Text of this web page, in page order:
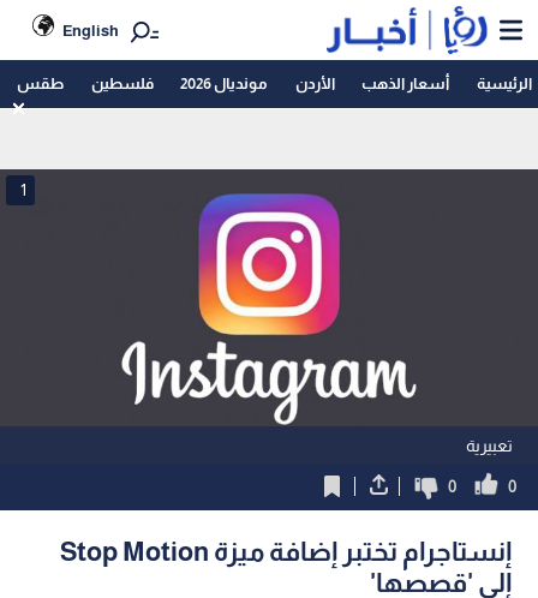
English
الرئيسية أسعار الذهب الأردن مونديال 2026 فلسطين طقس
تعبيرية
1
0
0
إنستاجرام تختبر إضافة ميزة Stop Motion
إلى 'قصصها'